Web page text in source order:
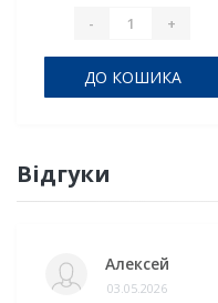
- +
ДО КОШИКА
Відгуки
Алексей
03.05.2026